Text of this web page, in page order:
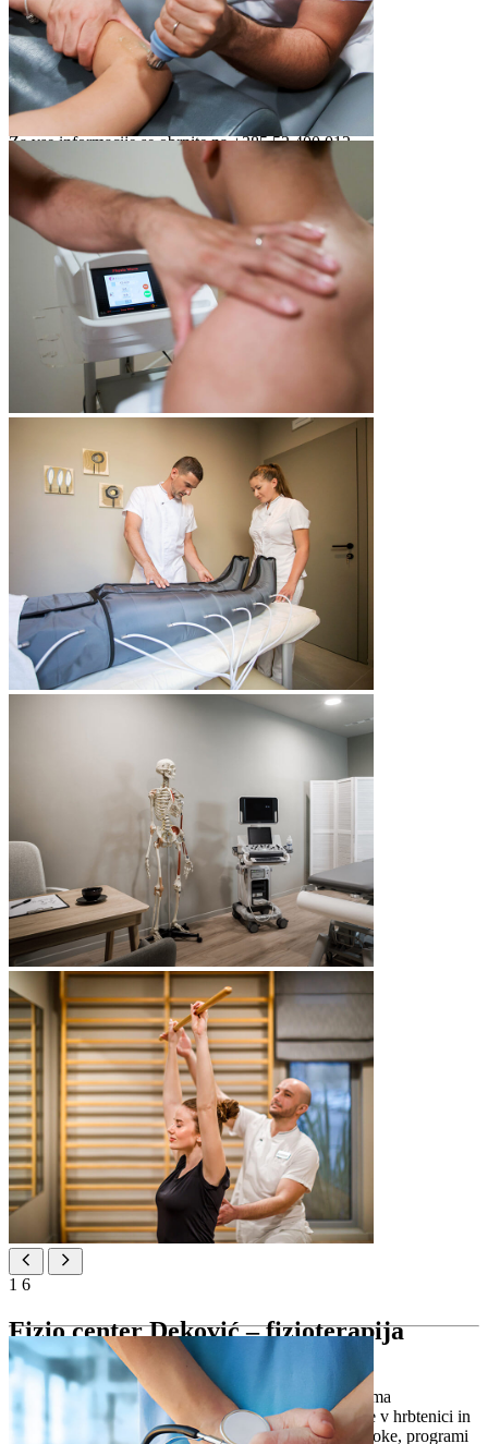
*proti doplačilu
večnamenski prostor za vadbo
naprave za kardio treninge in vaje za moč
Delovni čas: ponedeljek – nedelja: 07:00 - 21:00
Za vse informacije se obrnite na +385 52 400 012
1 6
Fizio center Deković – fizioterapija
fizioterapevtski pregled in ocena
ultrazvočna preiskava mišično-skeletnega sistema
fizioterapevtski programi: programi za bolečine v hrbtenici in
sklepih, programi za športnike, programi za otroke, programi